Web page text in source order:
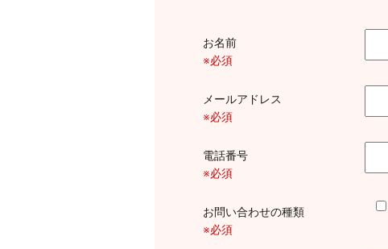
お名前
※必須
メールアドレス
※必須
電話番号
※必須
お問い合わせの種類
※必須